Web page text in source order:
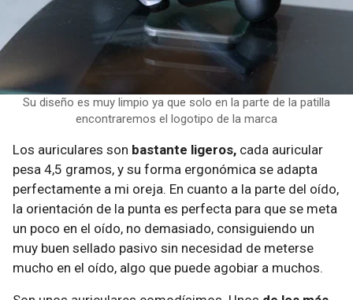
Su diseño es muy limpio ya que solo en la parte de la patilla
encontraremos el logotipo de la marca
Los auriculares son bastante ligeros, cada auricular
pesa 4,5 gramos, y su forma ergonómica se adapta
perfectamente a mi oreja. En cuanto a la parte del oído,
la orientación de la punta es perfecta para que se meta
un poco en el oído, no demasiado, consiguiendo un
muy buen sellado pasivo sin necesidad de meterse
mucho en el oído, algo que puede agobiar a muchos.